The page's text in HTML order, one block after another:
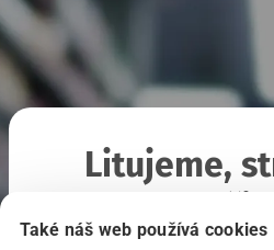
Také náš web používá cookies
Litujeme,